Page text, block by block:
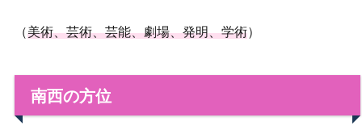
（美術、芸術、芸能、劇場、発明、学術）
南西の方位